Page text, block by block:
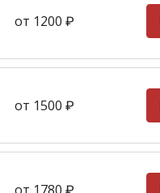
от 1200 ₽
от 1500 ₽
от 1780 ₽